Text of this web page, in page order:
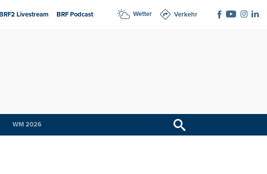
Livestream BRF Podcast Wetter Verkehr
WM 2026